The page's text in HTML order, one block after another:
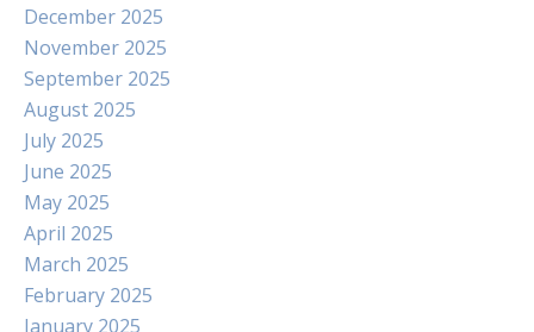
December 2025
November 2025
September 2025
August 2025
July 2025
June 2025
May 2025
April 2025
March 2025
February 2025
January 2025